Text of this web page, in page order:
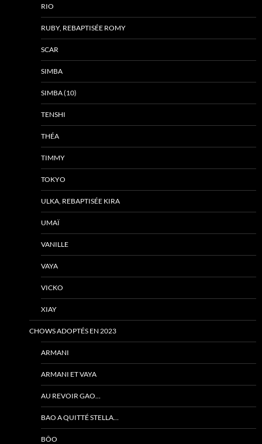
RIO
RUBY, REBAPTISÉE ROMY
SCAR
SIMBA
SIMBA (10)
TENSHI
THÉA
TIMMY
TOKYO
ULKA, REBAPTISÉE KIRA
UMAÏ
VANILLE
VAYA
VICKO
XIAY
CHOWS ADOPTÉS EN 2023
ARMANI
ARMANI ET VAYA
AU REVOIR GAO…
BAO A QUITTÉ STELLA…
BÔO